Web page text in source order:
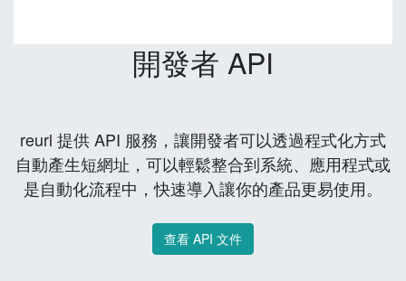
開發者 API
reurl 提供 API 服務，讓開發者可以透過程式化方式
自動產生短網址，可以輕鬆整合到系統、應用程式或
是自動化流程中，快速導入讓你的產品更易使用。
查看 API 文件